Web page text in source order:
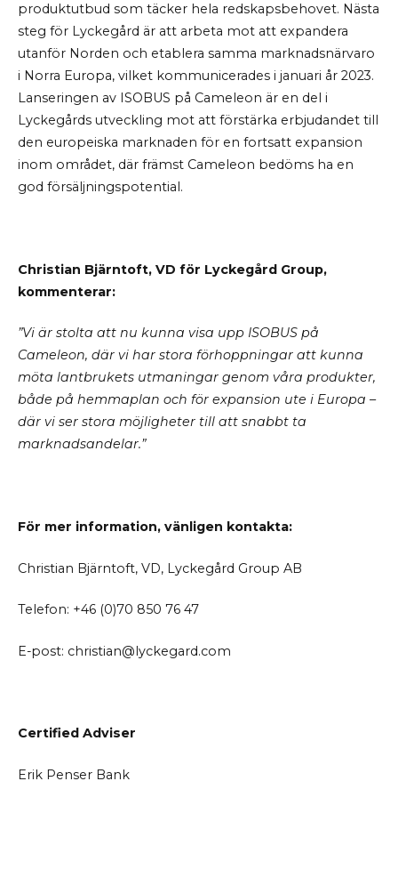
produktutbud som täcker hela redskapsbehovet. Nästa
steg för Lyckegård är att arbeta mot att expandera
utanför Norden och etablera samma marknadsnärvaro
i Norra Europa, vilket kommunicerades i januari år 2023.
Lanseringen av ISOBUS på Cameleon är en del i
Lyckegårds utveckling mot att förstärka erbjudandet till
den europeiska marknaden för en fortsatt expansion
inom området, där främst Cameleon bedöms ha en
god försäljningspotential.
Christian Bjärntoft, VD för Lyckegård Group,
kommenterar:
”Vi är stolta att nu kunna visa upp ISOBUS på
Cameleon, där vi har stora förhoppningar att kunna
möta lantbrukets utmaningar genom våra produkter,
både på hemmaplan och för expansion ute i Europa –
där vi ser stora möjligheter till att snabbt ta
marknadsandelar.”
För mer information, vänligen kontakta:
Christian Bjärntoft, VD, Lyckegård Group AB
Telefon: +46 (0)70 850 76 47
E-post: christian@lyckegard.com
Certified Adviser
Erik Penser Bank